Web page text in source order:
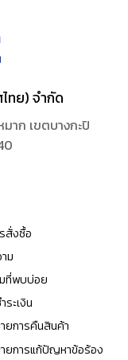
ทย) จำกัด
าก เขตบางกะปิ
สั่งซื้อ
ม
ที่พบบ่อย
ระเงิน
ยการคืนสินค้า
ยการแก้ปัญหาข้อร้อง